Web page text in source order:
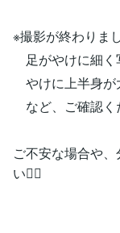
※撮影が終わりま
足がやけに細く
やけに上半身が
など、ご確認く
ご不安な場合や
い🙋‍♀️